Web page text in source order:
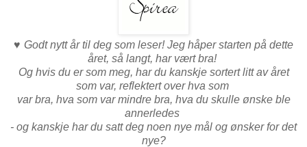
♥ Godt nytt år til deg som leser! Jeg håper starten på dette
året, så langt, har vært bra!
Og hvis du er som meg, har du kanskje sortert litt av året
som var, reflektert over hva som
var bra, hva som var mindre bra, hva du skulle ønske ble
annerledes
- og kanskje har du satt deg noen nye mål og ønsker for det
nye?